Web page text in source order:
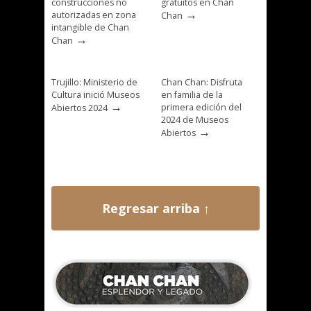
construcciones no
autorizadas en zona
intangible de Chan
Chan →
gratuitos en Chan
Chan →
Trujillo: Ministerio de
Cultura inició Museos
Abiertos 2024→
Chan Chan: Disfruta
en familia de la
primera edición del
2024 de Museos
Abiertos →
Regresar arriba ↑